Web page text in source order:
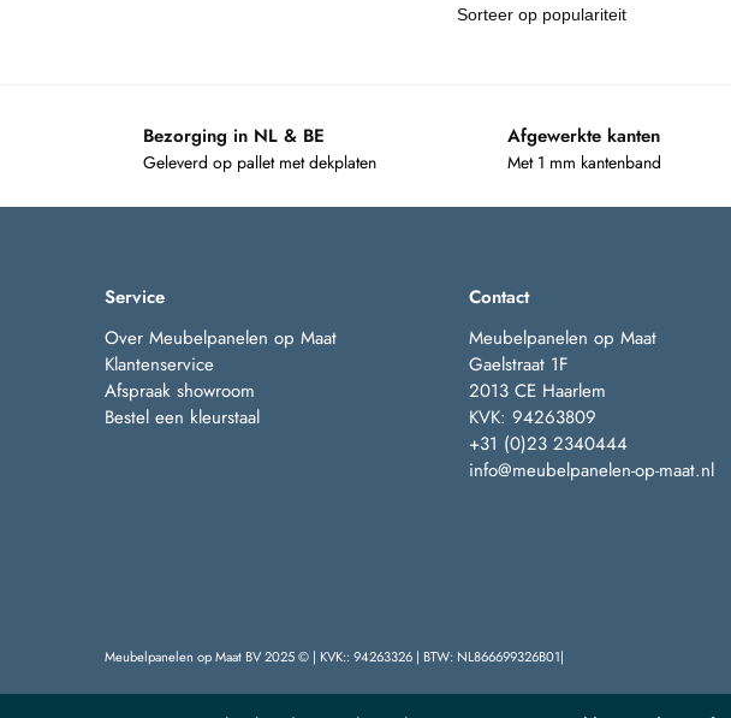
Bezorging in NL & BE
Geleverd op pallet met dekplaten
Afgewerkte kanten
Met 1 mm kantenband
Service
Over Meubelpanelen op Maat
Klantenservice
Afspraak showroom
Bestel een kleurstaal
Contact
Meubelpanelen op Maat
Gaelstraat 1F
2013 CE Haarlem
KVK: 94263809
+31 (0)23 2340444
info@meubelpanelen-op-maat.nl
Meubelpanelen op Maat BV 2025 © | KVK:: 94263326 | BTW: NL866699326B01|